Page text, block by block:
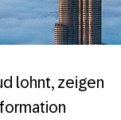
lohnt, zeigen